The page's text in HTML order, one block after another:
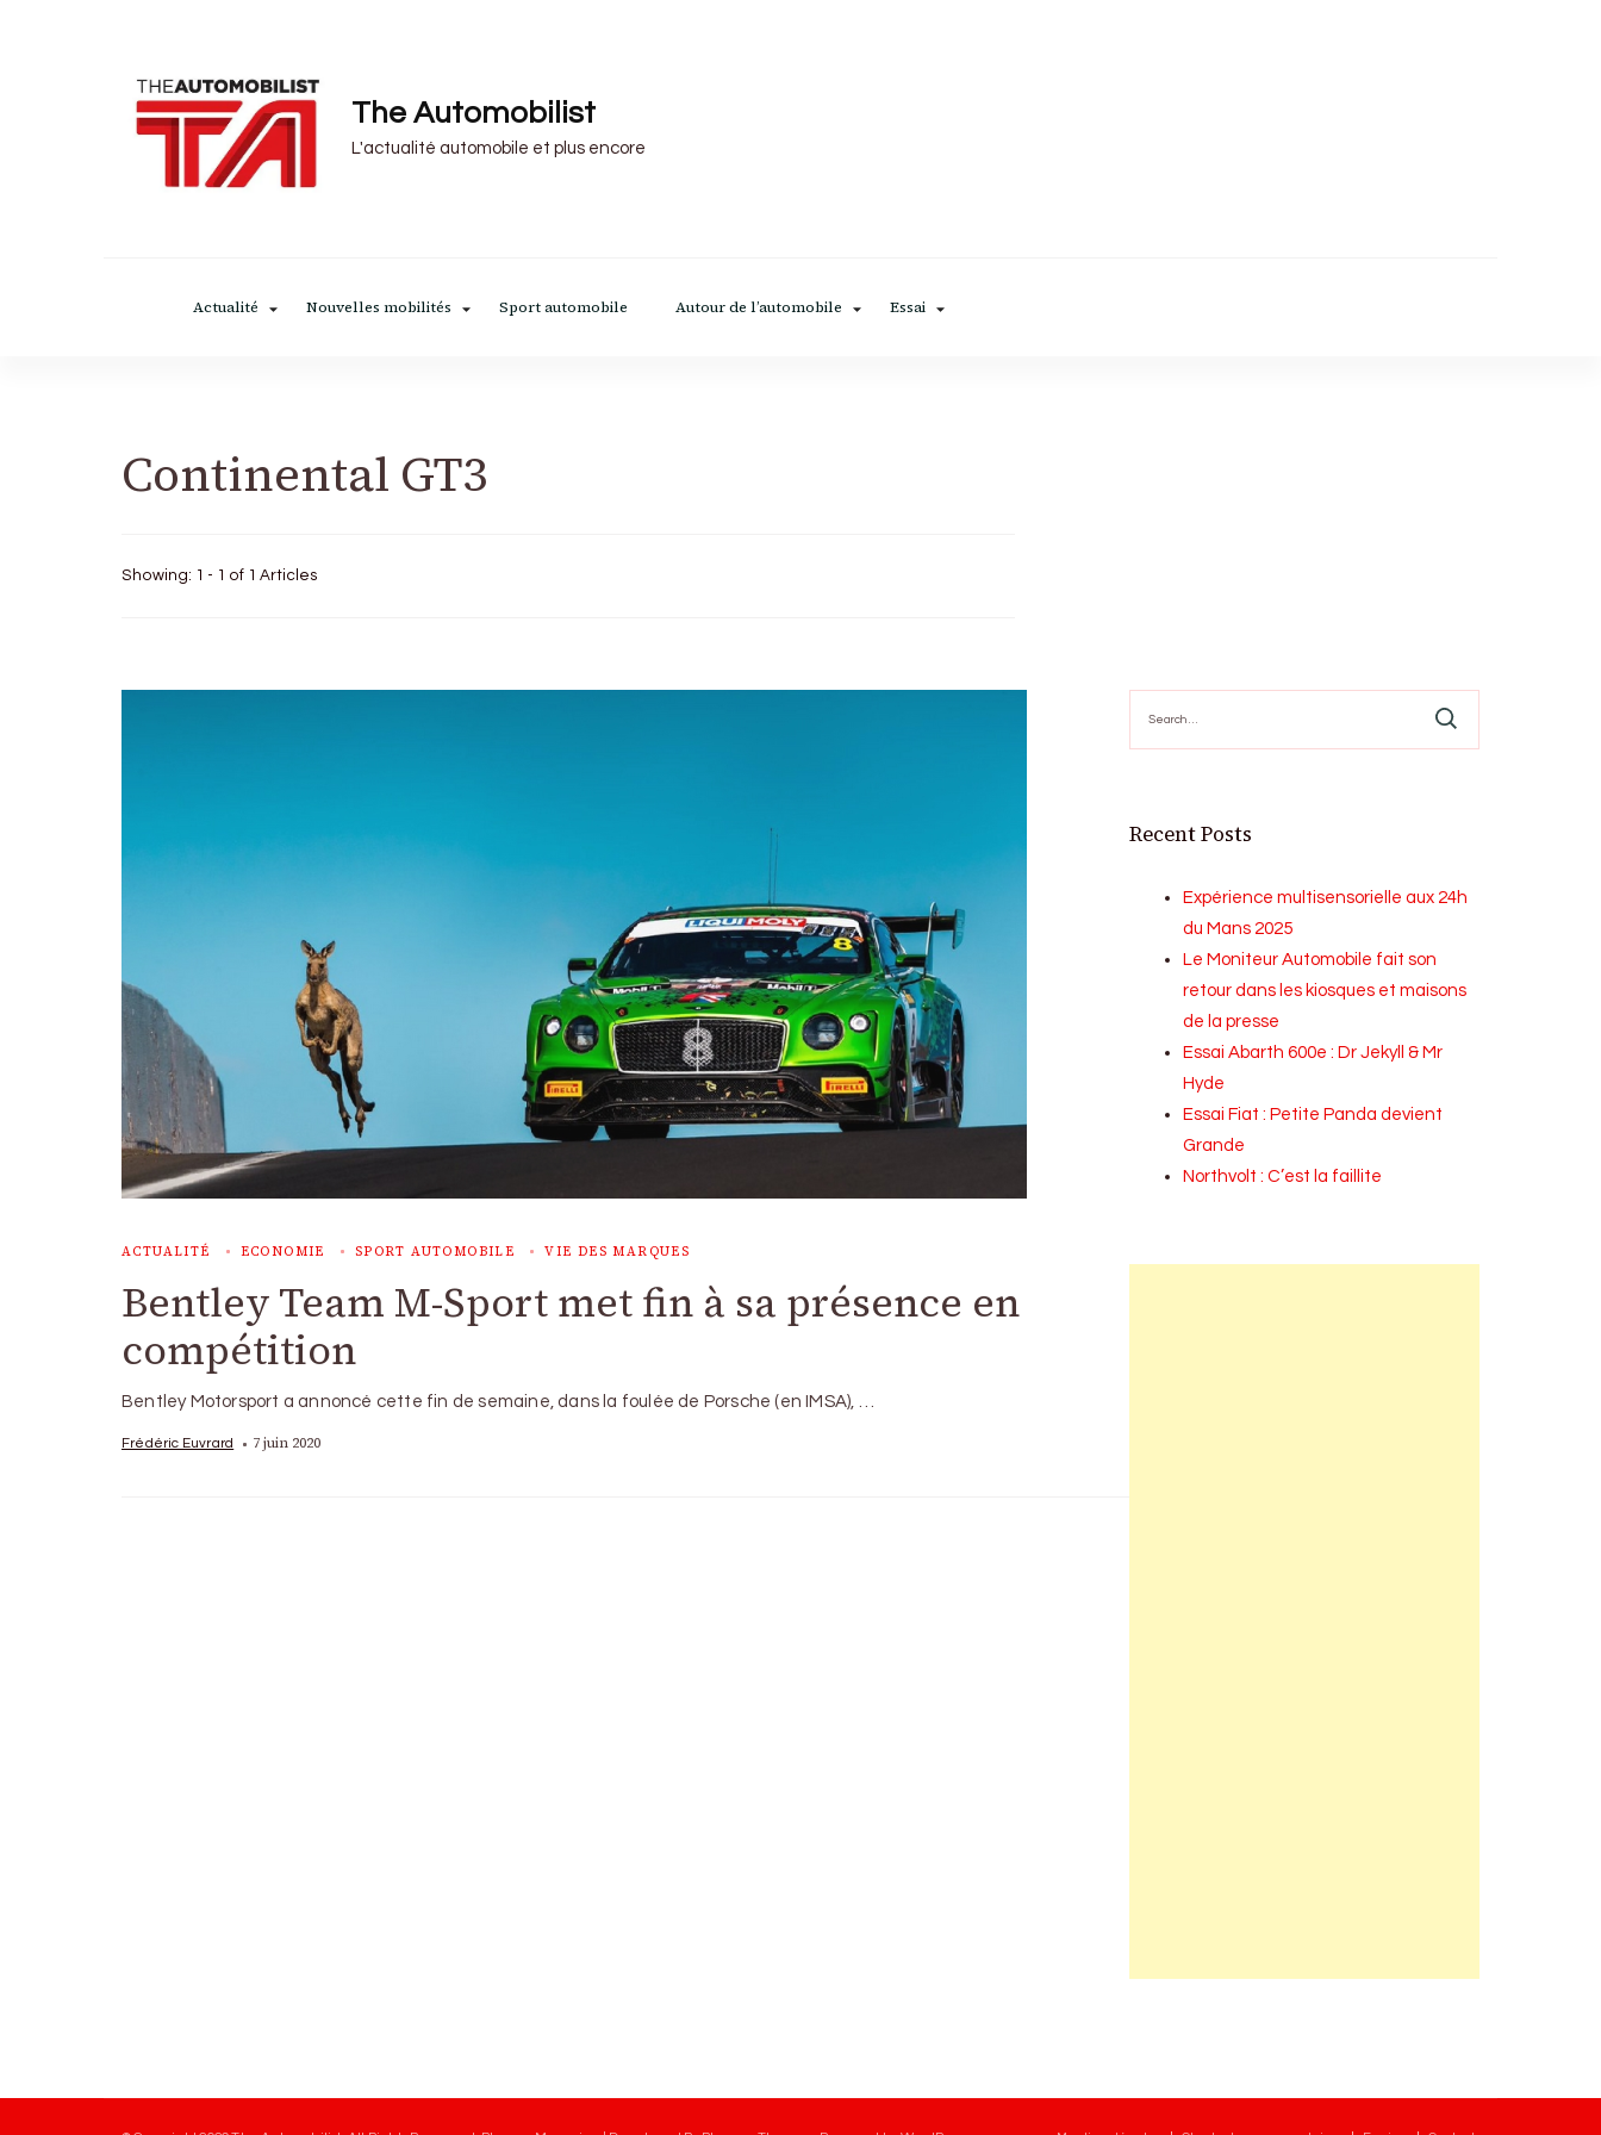
The Automobilist
L'actualité automobile et plus encore
Actualité Nouvelles mobilités Sport automobile Autour de l’automobile Essai
Continental GT3
Showing: 1 - 1 of 1 Articles
ACTUALITÉ ECONOMIE SPORT AUTOMOBILE VIE DES MARQUES
Bentley Team M-Sport met fin à sa présence en
compétition
Bentley Motorsport a annoncé cette fin de semaine, dans la foulée de Porsche (en IMSA), …
Frédéric Euvrard 7 juin 2020
for:
Recent Posts
Expérience multisensorielle aux 24h
du Mans 2025
Le Moniteur Automobile fait son
retour dans les kiosques et maisons
de la presse
Essai Abarth 600e : Dr Jekyll & Mr
Hyde
Essai Fiat : Petite Panda devient
Grande
Northvolt : C’est la faillite